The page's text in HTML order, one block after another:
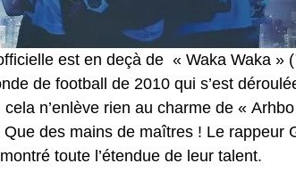
est en deçà de « Waka Waka » (
de football de 2010 qui s’est
n’enlève rien au charme de «
des mains de maîtres ! Le rappeur
toute l’étendue de leur talent.